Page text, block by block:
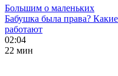
Большим о маленьких
Бабушка была права?
работают
02:04
22 мин